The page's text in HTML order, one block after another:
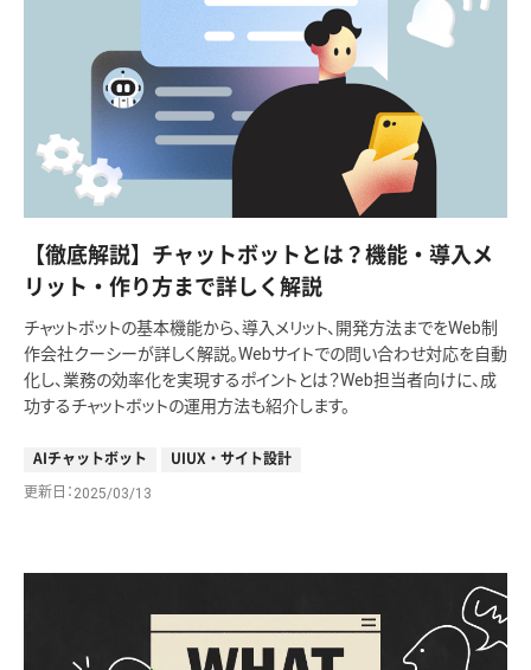
【徹底解説】チャットボットとは？機能・導入メ
リット・作り方まで詳しく解説
チャットボットの基本機能から、導入メリット、開発方法までをWeb制
作会社クーシーが詳しく解説。Webサイトでの問い合わせ対応を自動
化し、業務の効率化を実現するポイントとは？Web担当者向けに、成
功するチャットボットの運用方法も紹介します。
AIチャットボット UIUX・サイト設計
更新日 2025/03/13